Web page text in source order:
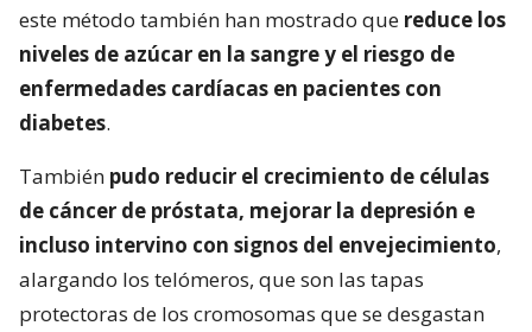
este método también han mostrado que reduce los
niveles de azúcar en la sangre y el riesgo de
enfermedades cardíacas en pacientes con
diabetes.
También pudo reducir el crecimiento de células
de cáncer de próstata, mejorar la depresión e
incluso intervino con signos del envejecimiento,
alargando los telómeros, que son las tapas
protectoras de los cromosomas que se desgastan